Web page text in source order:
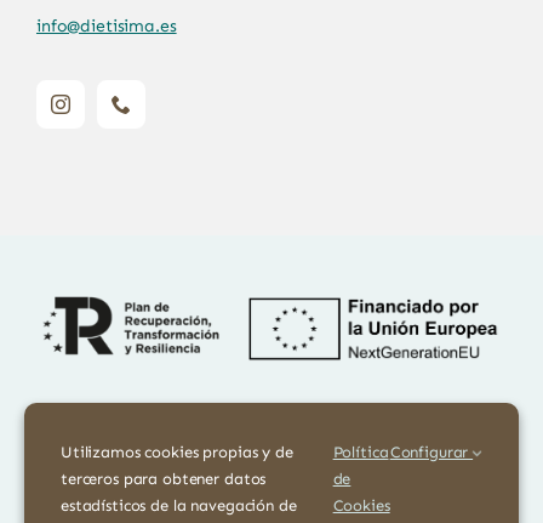
info@dietisima.es
autor o autores y no reflejan necesariamente los de la Unión
Europea o la Comisión Europea. Ni la Unión Europea ni la Comisión
Europea pueden ser consideradas responsables de las mismas
Utilizamos cookies propias y de
terceros para obtener datos
estadísticos de la navegación de
Política
de
Cookies
Configurar